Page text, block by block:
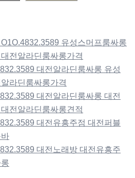
유성스머프룸싸롱
전알라딘룸싸롱가격
대전알라딘룸싸롱 유성
라딘룸싸롱가격
대전알라딘룸싸롱 대전
전알라딘룸싸롱견적
대전유흥주점 대전퍼블
대전노래방 대전유흥주